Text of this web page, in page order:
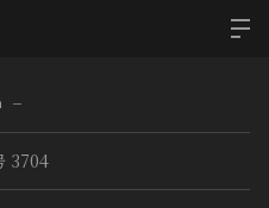
−
3704